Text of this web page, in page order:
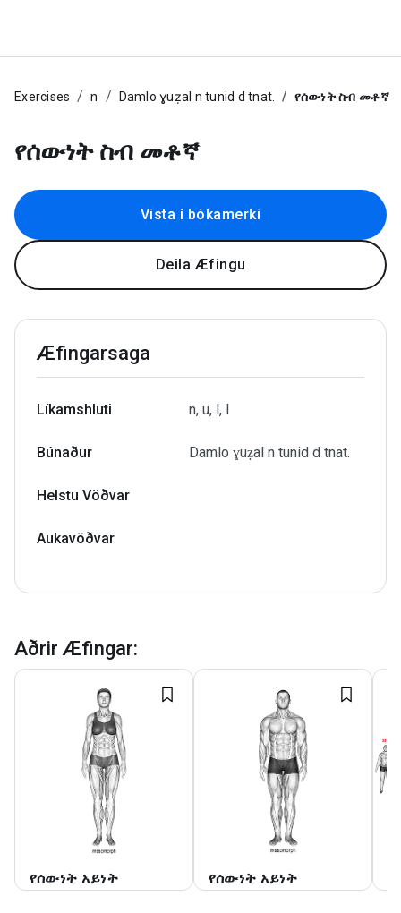
Exercises n Damlo ɣuẓal n tunid d tnat. የሰውነት ስብ መቶኛ
የሰውነት ስብ መቶኛ
Vista í bókamerki
Deila Æfingu
Æfingarsaga
Líkamshluti n, u, l, l
Búnaður Damlo ɣuẓal n tunid d tnat.
Helstu Vöðvar
Aukavöðvar
Aðrir Æfingar:
የሰውነት አይነት የሰውነት አይነት